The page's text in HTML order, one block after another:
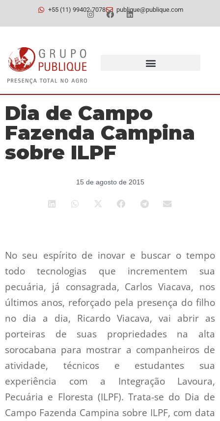
+55 (11) 99402-7078 publique@publique.com
Dia de Campo
Fazenda Campina
sobre ILPF
15 de agosto de 2015
No seu espírito de inovar e buscar o tempo
todo tecnologias que incrementem sua
pecuária, já consagrada, Carlos Viacava, nos
últimos anos, reforçado pela presença do filho
no dia a dia, Ricardo Viacava, vai abrir as
porteiras de suas propriedades na alta
sorocabana para mostrar a companheiros de
atividade, técnicos e estudantes sua
experiência com a Integração Lavoura,
Pecuária e Floresta (ILPF). Trata-se do Dia de
Campo Fazenda Campina sobre ILPF, com data